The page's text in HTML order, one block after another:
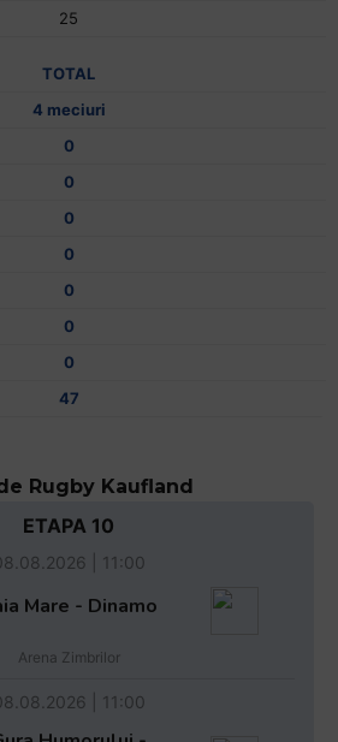
25
TOTAL
4 meciuri
0
0
0
0
0
0
0
47
Rugby Kaufland
ETAPA 10
| 11:00
Mare - Dinamo
Arena Zimbrilor
| 11:00